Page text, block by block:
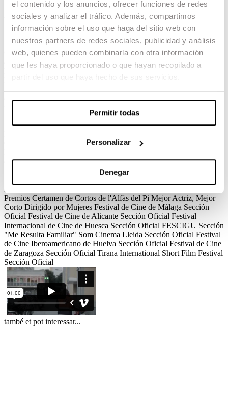
el contenido y los anuncios, ofrecer funciones de redes
sociales y analizar el tráfico. Además, compartimos
información sobre el uso que haga del sitio web con
nuestros partners de redes sociales, publicidad y análisis
web, quienes pueden combinarla con otra información
que les haya proporcionado o que hayan recopilado a
Permitir todas
Personalizar
Denegar
Flora
Anice Mateu / 2020 / Curtmetratge / Drama / TFM
Carla és una mare que treballa cada dia als matins com a paramèdica
al servei d’ambulàncies i a les tardes al sector d’urgències d’un
hospital.
cada cap de setmana en sortir del treball per a poder visitar a la seva
Ver el corto Créditos Premios
Anice Mateu GuióAnice Mateu
d'ArtValeria Balbuena MuntagteAnice Mateu Disseny de SoAnna
Luciana Reynoso CastPatricia Bargalló, María
Flora
Premios Certamen de Cortos de l'Alfàs del Pi Mejor Actriz, Mejor
Corto Dirigido por Mujeres Festival de Cine de Málaga Sección
Oficial Festival de Cine de Alicante Sección Oficial Festival
Internacional de Cine de Huesca Sección Oficial FESCIGU Sección
"Me Resulta Familiar" Som Cinema Lleida Sección Oficial Festival
de Cine Iberoamericano de Huelva Sección Oficial Festival de Cine
de Zaragoza Sección Oficial Tirana International Short Film Festival
Sección Oficial
també et pot interessar...